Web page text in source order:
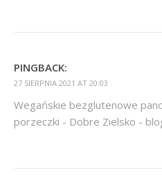
PINGBACK:
27 SIERPNIA 2021 AT 20:03
Wegańskie bezglutenowe
porzeczki - Dobre Zielsko -